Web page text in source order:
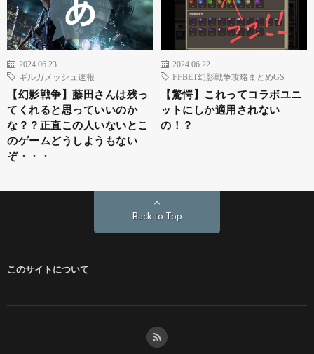
2024.06.23
ギルガメッシュ速報
【幻影戦争】藤田さんは残っ
てくれると思っていいのか
な？？正直この人いないとこ
のゲームどうしようもない
ぞ・・・
2024.06.22
FFBET幻影戦争攻略まとめGS
【驚愕】これってコラボユニ
ットにしか適用されない
の！？
Back to Top
このサイトについて